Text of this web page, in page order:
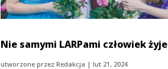
Nie samymi LARPami człowiek żyje
utworzone przez Redakcja | lut 21, 2024